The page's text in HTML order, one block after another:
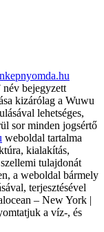
bejegyzett
kizárólag a Wuwu
lehetséges,
sor minden jogsértő
weboldal tartalma
kialakítás,
tulajdonát
a weboldal bármely
terjesztésével
– New York |
a víz-, és